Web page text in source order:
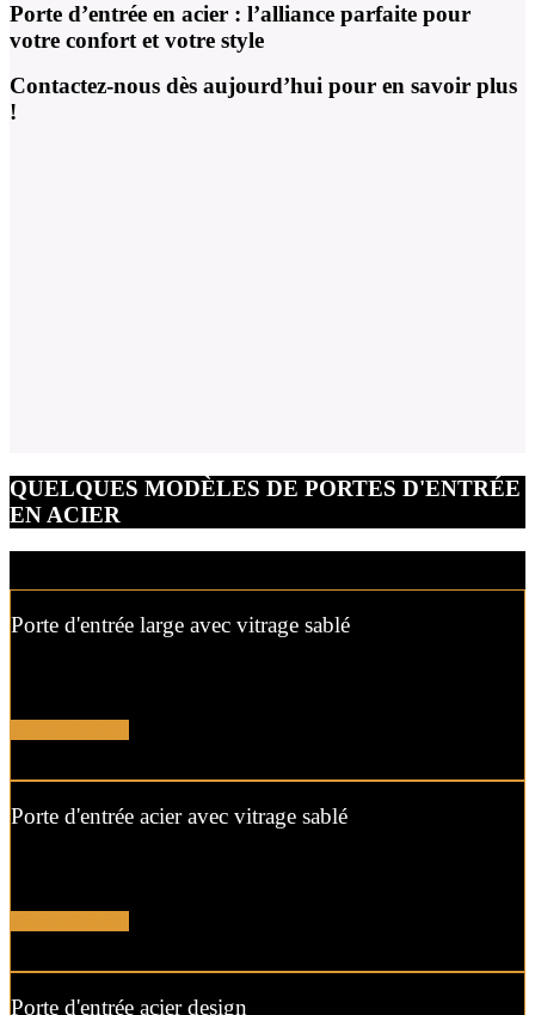
Porte d’entrée en acier : l’alliance parfaite pour
votre confort et votre style
Contactez-nous dès aujourd’hui pour en savoir plus
!
QUELQUES MODÈLES DE PORTES D'ENTRÉE
EN ACIER
Porte d'entrée large avec vitrage sablé
Porte d'entrée acier avec vitrage sablé
Porte d'entrée acier design